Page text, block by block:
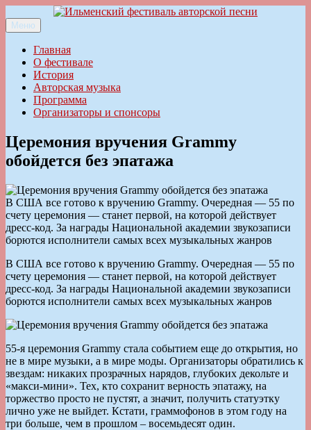
к
содержимому
Ильменский фестиваль авторской песни
Меню
Главная
О фестивале
История
Авторская музыка
Программа
Организаторы и спонсоры
Церемония вручения Grammy
обойдется без эпатажа
В США все готово к вручению Grammy. Очередная — 55 по
счету церемония — станет первой, на которой действует
дресс-код. За награды Национальной академии звукозаписи
борются исполнители самых всех музыкальных жанров
В США все готово к вручению Grammy. Очередная — 55 по
счету церемония — станет первой, на которой действует
дресс-код. За награды Национальной академии звукозаписи
борются исполнители самых всех музыкальных жанров
55-я церемония Grammy стала событием еще до открытия, но
не в мире музыки, а в мире моды. Организаторы обратились к
звездам: никаких прозрачных нарядов, глубоких декольте и
«макси-мини». Тех, кто сохранит верность эпатажу, на
торжество просто не пустят, а значит, получить статуэтку
лично уже не выйдет. Кстати, граммофонов в этом году на
три больше, чем в прошлом – восемьдесят один.